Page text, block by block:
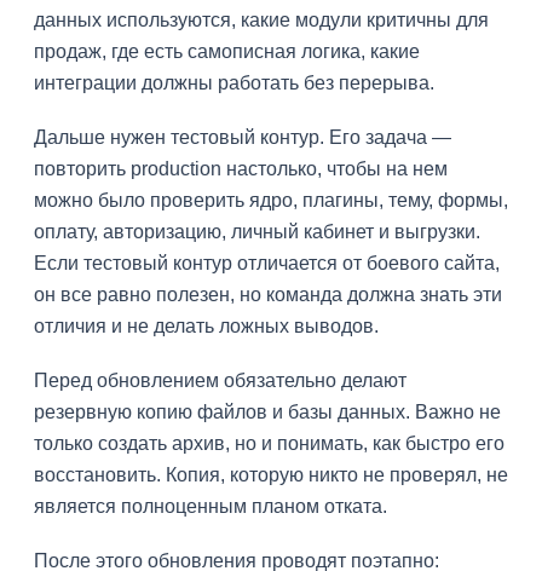
данных используются, какие модули критичны для
продаж, где есть самописная логика, какие
интеграции должны работать без перерыва.
Дальше нужен тестовый контур. Его задача —
повторить production настолько, чтобы на нем
можно было проверить ядро, плагины, тему, формы,
оплату, авторизацию, личный кабинет и выгрузки.
Если тестовый контур отличается от боевого сайта,
он все равно полезен, но команда должна знать эти
отличия и не делать ложных выводов.
Перед обновлением обязательно делают
резервную копию файлов и базы данных. Важно не
только создать архив, но и понимать, как быстро его
восстановить. Копия, которую никто не проверял, не
является полноценным планом отката.
После этого обновления проводят поэтапно: